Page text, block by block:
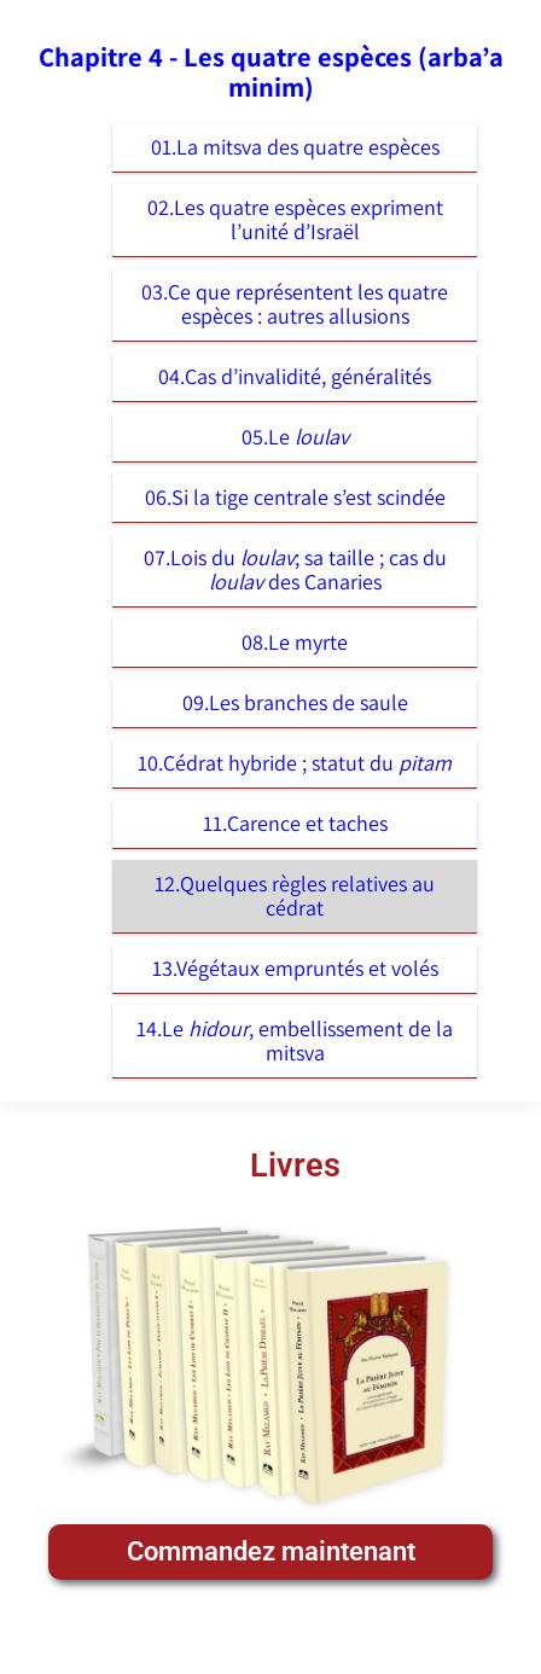
Chapitre 4 - Les quatre espèces (arba’a
minim)
01.La mitsva des quatre espèces
02.Les quatre espèces expriment
l’unité d’Israël
03.Ce que représentent les quatre
espèces : autres allusions
04.Cas d’invalidité, généralités
05.Le loulav
06.Si la tige centrale s’est scindée
07.Lois du loulav; sa taille ; cas du
loulavdes Canaries
08.Le myrte
09.Les branches de saule
10.Cédrat hybride ; statut du pitam
11.Carence et taches
12.Quelques règles relatives au
cédrat
13.Végétaux empruntés et volés
14.Le hidour, embellissement de la
mitsva
Livres
Commandez maintenant